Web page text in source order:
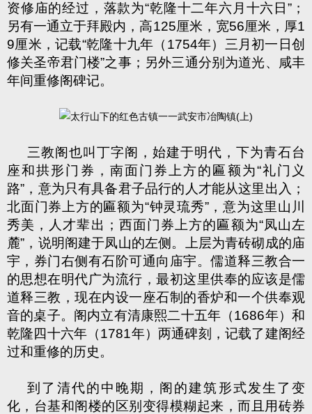
资修庙的经过，落款为“乾隆十二年六月十六日” ；
另有一通立于拜殿内，高125厘米，宽56厘米，厚1
9厘米，记载“乾隆十九年（ 1754年）三月初一日创
修关圣帝君门楼”之事；另外三通分别为道光、咸丰
年间重修阁碑记。
三教阁也叫丁字阁，始建于明代，下为青石台
座和拱形门券，南面门券上方的匾额为“礼门义
路” ，意为只有具备君子品行的人才能从这里出入；
北面门券上方的匾额为“钟灵琉秀”，意为这里山川
秀美，人才辈出；西面门券上方的匾额为“凤山左
麓” ，说明阁建于凤山的左侧。上层为青砖砌成的庙
宇，券门右侧有石阶可通向庙宇。儒道释三教合一
的思想在明代广为流行，最初这里供奉的应该是儒
道释三教，现在内设一座石制的香炉和一个供奉观
音的桌子。阁内立有清康熙二十五年（1686年）和
乾隆四十六年（1781年）两通碑刻，记载了建阁经
过和重修的历史。
到了清代的中晚期，阁的建筑形式发生了变
化，台基和阁楼的区别变得模糊起来，而且用砖券